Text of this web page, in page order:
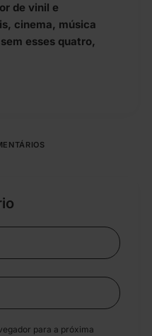
de vinil e
cinema, música
esses quatro,
para a próxima